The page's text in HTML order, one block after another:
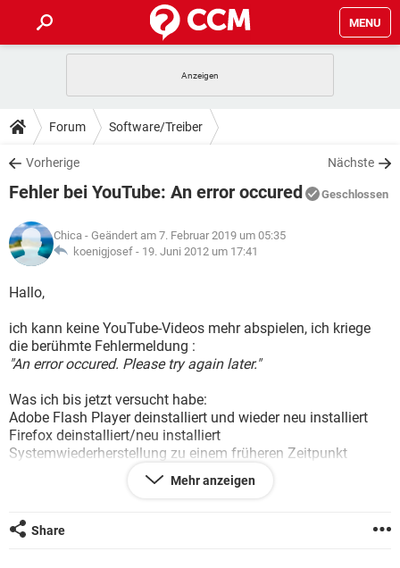
MENU
ANDROID IOS
WINDOWS 10
WHATSAPP TIKTOK
FACEBOOK
TIPPS & TRICKS
SPIELE
WHATSAPP TIKTOK
FACEBOOK
DOWNLOADS
SPIELE STREAMING
ANDROID
WINDOWS 10 INSTAGRAM
WHATSAPP
SPIELE STREAMING
ANDROID
WINDOWS 10
WHATSAPP TIKTOK
FACEBOOK HARDWARE
LEXIKON
SPIELE
WINDOWS 10
FACEBOOK
Forum Software/Treiber
Vorherige Nächste
Fehler bei YouTube: An error occured Geschlossen
Chica - Geändert am 7. Februar 2019 um 05:35
koenigjosef - 19. Juni 2012 um 17:41
Hallo,
ich kann keine YouTube-Videos mehr abspielen, ich kriege
die berühmte Fehlermeldung :
"An error occured. Please try again later."
Was ich bis jetzt versucht habe:
Adobe Flash Player deinstalliert und wieder neu installiert
Firefox deinstalliert/neu installiert
Systemwiederherstellung zu einem früheren Zeitpunkt
Das Problem scheinen ja offenbar mehrere Flash-Player-
Benutzer zu haben. Hat jemand schon das Problem gelöst?
Mehr anzeigen
Share